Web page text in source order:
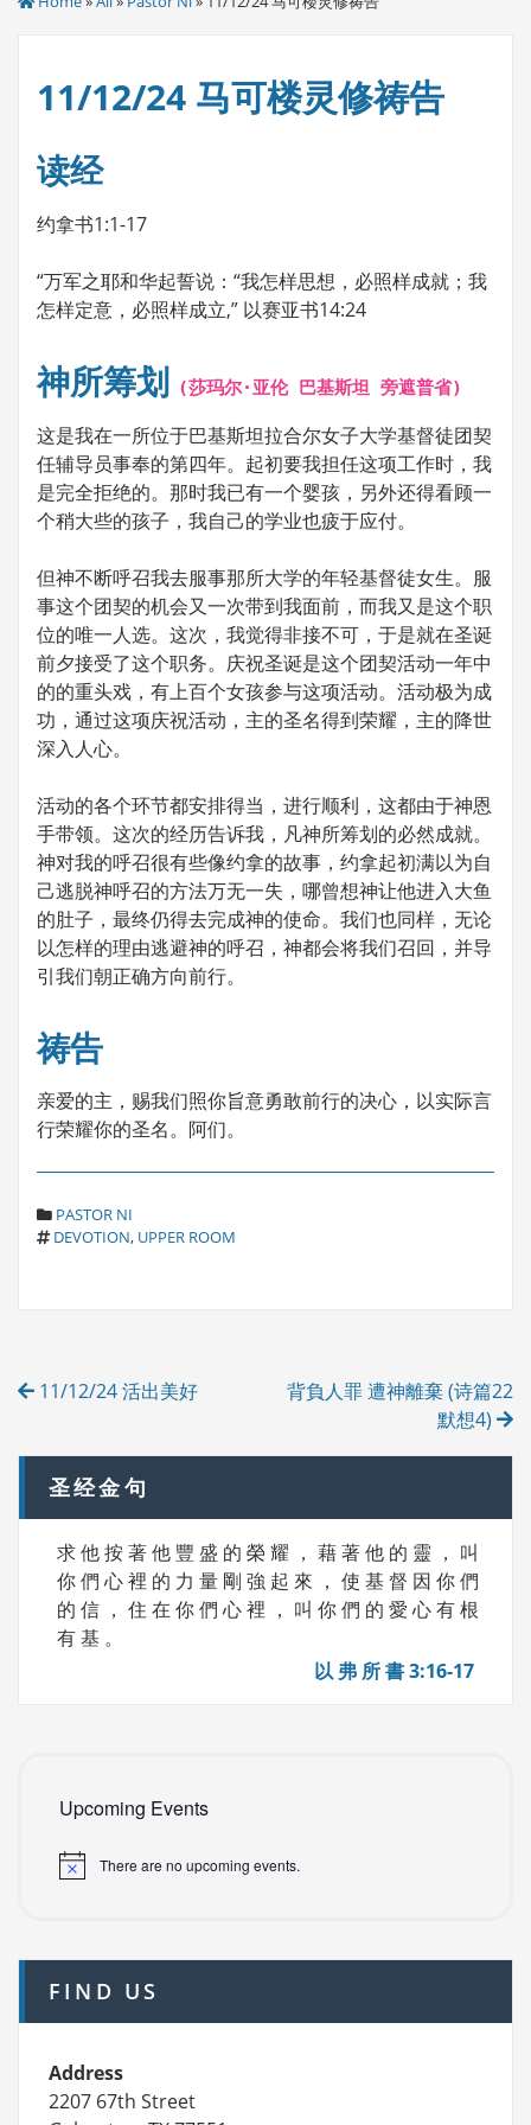
11/12/24 马可楼灵修祷告
读经
约拿书1:1-17
“万军之耶和华起誓说：“我怎样思想，必照样成就；我
怎样定意，必照样成立,” 以赛亚书14:24
神所筹划 (莎玛尔·亚伦 巴基斯坦 旁遮普省)
这是我在一所位于巴基斯坦拉合尔女子大学基督徒团契
任辅导员事奉的第四年。起初要我担任这项工作时，我
是完全拒绝的。那时我已有一个婴孩，另外还得看顾一
个稍大些的孩子，我自己的学业也疲于应付。
但神不断呼召我去服事那所大学的年轻基督徒女生。服
事这个团契的机会又一次带到我面前，而我又是这个职
位的唯一人选。这次，我觉得非接不可，于是就在圣诞
前夕接受了这个职务。庆祝圣诞是这个团契活动一年中
的的重头戏，有上百个女孩参与这项活动。活动极为成
功，通过这项庆祝活动，主的圣名得到荣耀，主的降世
深入人心。
活动的各个环节都安排得当，进行顺利，这都由于神恩
手带领。这次的经历告诉我，凡神所筹划的必然成就。
神对我的呼召很有些像约拿的故事，约拿起初满以为自
己逃脱神呼召的方法万无一失，哪曾想神让他进入大鱼
的肚子，最终仍得去完成神的使命。我们也同样，无论
以怎样的理由逃避神的呼召，神都会将我们召回，并导
引我们朝正确方向前行。
祷告
亲爱的主，赐我们照你旨意勇敢前行的决心，以实际言
行荣耀你的圣名。阿们。
C
A
E
PASTOR NI
T
DEVOTION, UPPER ROOM
Post
11/12/24 活出美好
背負人罪 遭神離棄 (诗篇22
默想4)
圣经金句
求 他 按 著 他 豐 盛 的 榮 耀 ， 藉 著 他 的 靈 ， 叫
你 們 心 裡 的 力 量 剛 強 起 來 ， 使 基 督 因 你 們
的 信 ， 住 在 你 們 心 裡 ， 叫 你 們 的 愛 心 有 根
有 基 。
以 弗 所 書 3:16-17
Upcoming Events
There are no upcoming events.
FIND US
Address
2207 67th Street